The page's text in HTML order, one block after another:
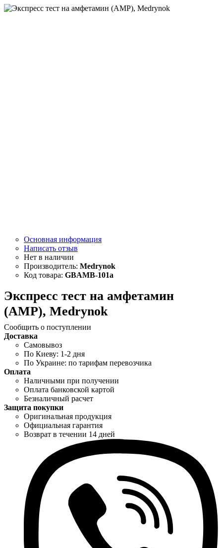
Основная информация
Написать отзыв
Medrynok
GBAMB-101a
Экспресс тест на амфетамин
(AMP), Medrynok
Сообщить о поступлении
Доставка
Самовывоз
По Киеву: 1-2 дня
По Украине: по тарифам перевозчика
Оплата
Наличными при получении
Оплата банковской картой
Безналичный расчет
Защита покупки
Оригинальная продукция
Официальная гарантия
Возврат в течении 14 дней